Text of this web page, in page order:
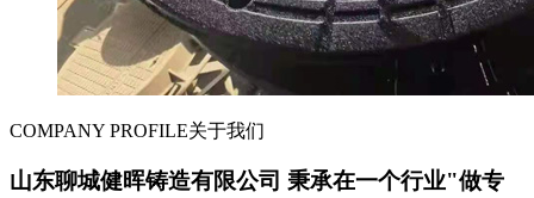
COMPANY PROFILE关于我们
山东聊城健晖铸造有限公司 秉承在一个行业"做专